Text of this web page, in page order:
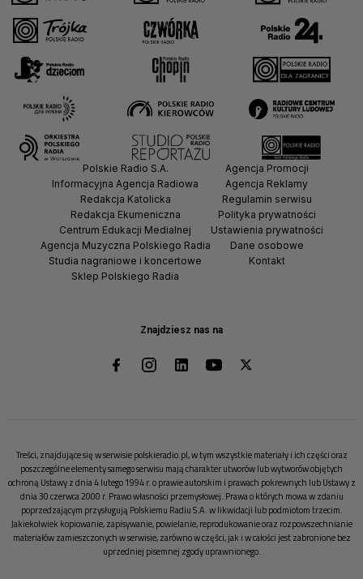
Znajdziesz nas na
Polskie Radio S.A.
Informacyjna Agencja Radiowa
Redakcja Katolicka
Redakcja Ekumeniczna
Centrum Edukacji Medialnej
Agencja Muzyczna Polskiego Radia
Studia nagraniowe i koncertowe
Sklep Polskiego Radia
Agencja Promocji
Agencja Reklamy
Regulamin serwisu
Polityka prywatności
Ustawienia prywatności
Dane osobowe
Kontakt
Treści, znajdujące się w serwisie polskieradio.pl, w tym wszystkie materiały i ich części oraz
poszczególne elementy samego serwisu mają charakter utworów lub wytworów objętych
ochroną Ustawy z dnia 4 lutego 1994 r. o prawie autorskim i prawach pokrewnych lub Ustawy z
dnia 30 czerwca 2000 r. Prawo własności przemysłowej. Prawa o których mowa w zdaniu
poprzedzającym przysługują Polskiemu Radiu S.A. w likwidacji lub podmiotom trzecim.
Jakiekolwiek kopiowanie, zapisywanie, powielanie, reprodukowanie oraz rozpowszechnianie
materiałów zamieszczonych w serwisie, zarówno w części, jak i w całości jest zabronione bez
uprzedniej pisemnej zgody uprawnionego.